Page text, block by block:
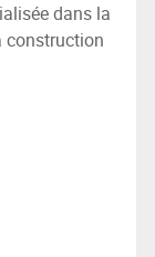
dans la
construction